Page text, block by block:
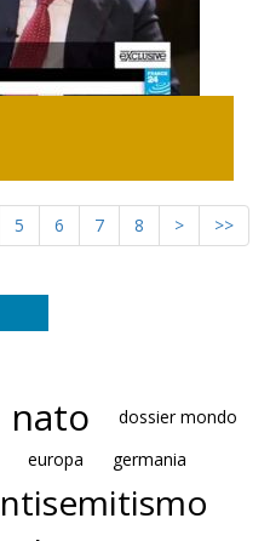
5 6 7 8 > >>
nato
dossier mondo
europa germania